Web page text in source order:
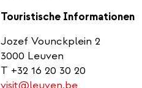
Touristische Informationen
Jozef Vounckplein 2
3000 Leuven
T +32 16 20 30 20